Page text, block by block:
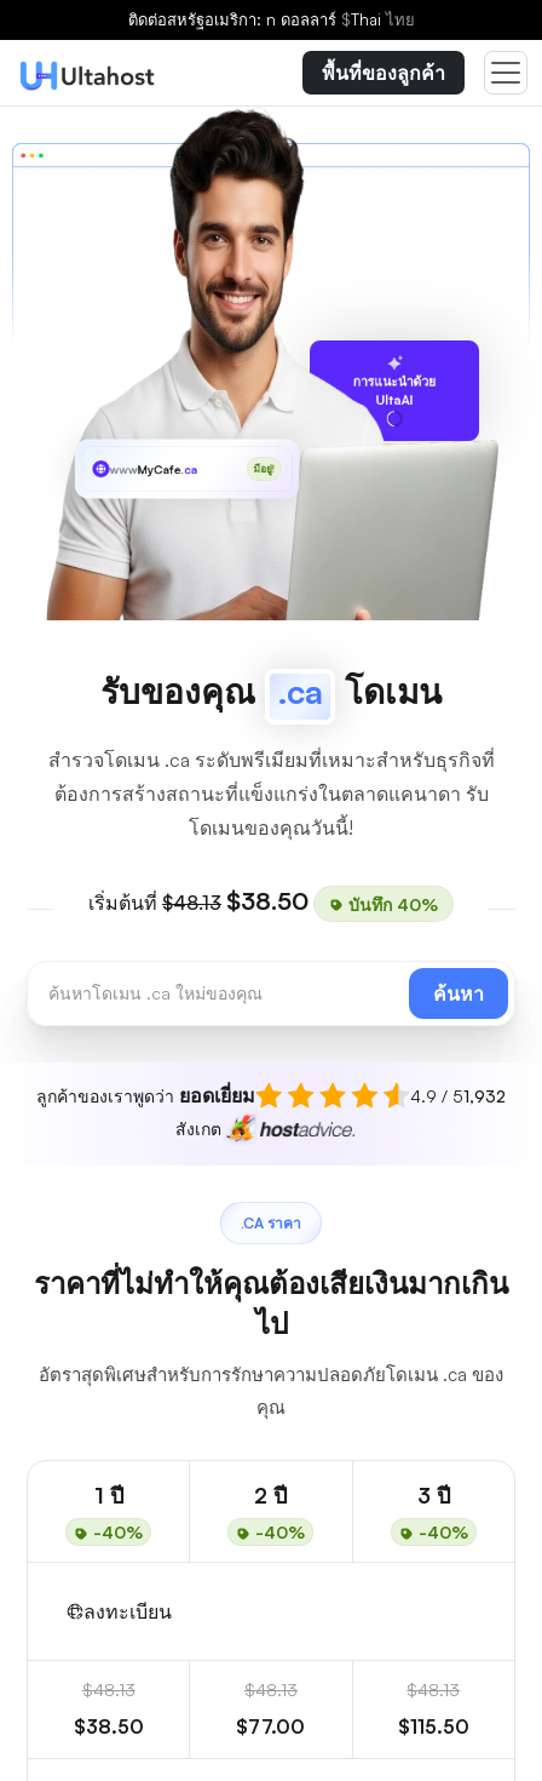
ติดต่อสหรัฐอเมริกา: n ดอลลาร์ $Thaiไทย
พื้นที่ของลูกค้า
การแนะนำด้วย
UltaAI
wwwMyCafe.ca มีอยู่!
รับของคุณ .ca โดเมน
สำรวจโดเมน .ca ระดับพรีเมียมที่เหมาะสำหรับธุรกิจที่
ต้องการสร้างสถานะที่แข็งแกร่งในตลาดแคนาดา รับ
โดเมนของคุณวันนี้!
เริ่มต้นที่ $48.13 $38.50 บันทึก 40%
ค้นหา
ลูกค้าของเราพูดว่า ยอดเยี่ยม 4.9 / 51,932
สังเกต
.CA ราคา
ราคาที่ไม่ทำให้คุณต้องเสียเงินมากเกิน
ไป
อัตราสุดพิเศษสำหรับการรักษาความปลอดภัยโดเมน .ca ของ
คุณ
1 ปี
-40%
2 ปี
-40%
3 ปี
-40%
ลงทะเบียน
$48.13
$38.50
$48.13
$77.00
$48.13
$115.50